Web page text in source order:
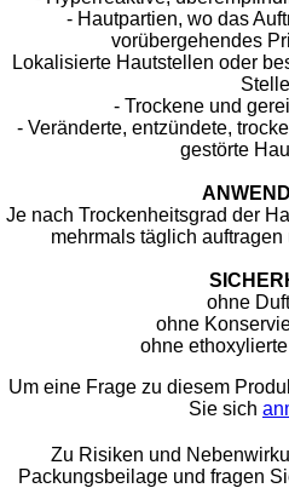
- Hautpartien, wo das
vorübergehendes
Lokalisierte Hautstellen oder
- Trockene und
- Veränderte, entzündete,
gestörte
Je nach Trockenheitsgrad der
mehrmals täglich
ohne
ohne
ohne
Um eine Frage zu diesem
Sie sich
Zu Risiken und
Packungsbeilage und fragen